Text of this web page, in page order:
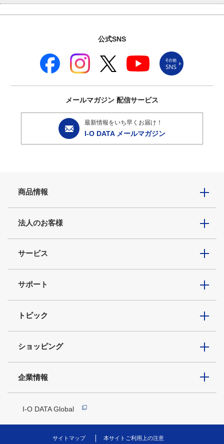
公式SNS
メールマガジン 配信サービス
最新情報をいち早くお届け！
I-O DATA メールマガジン
商品情報
法人のお客様
サービス
サポート
トピック
ショッピング
企業情報
I-O DATA Global
サイトマップ 本サイトご利用上の注意